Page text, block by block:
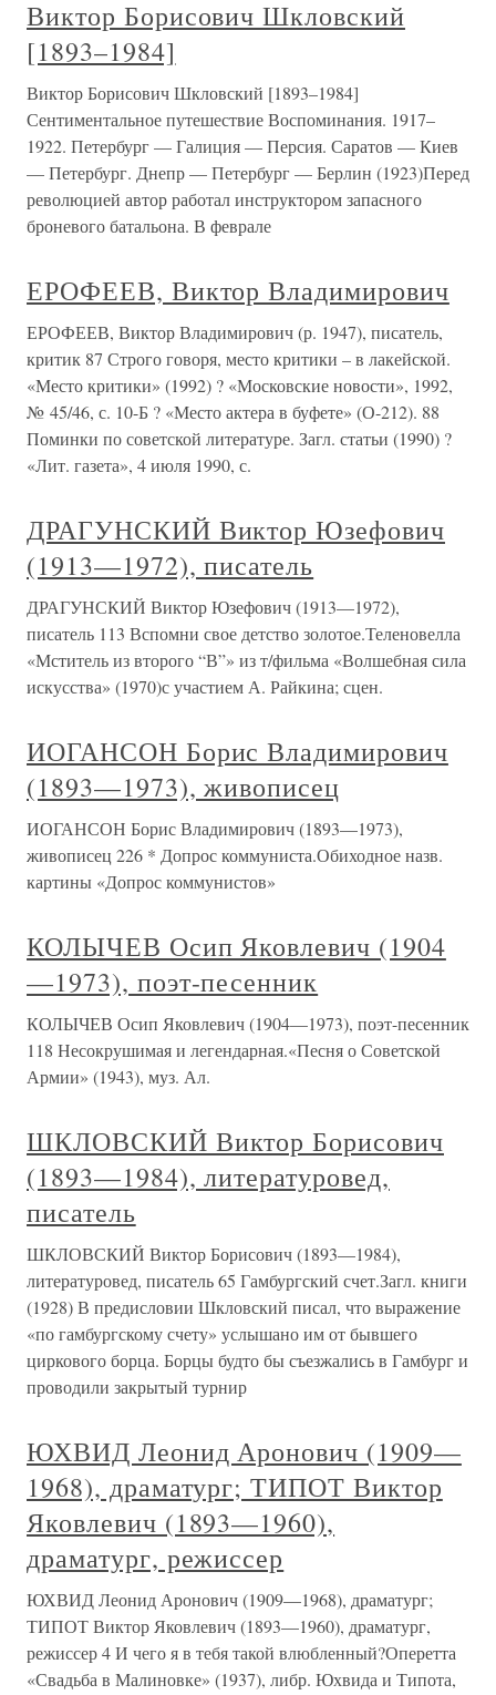
Виктор Борисович Шкловский
[1893–1984]
Виктор Борисович Шкловский [1893–1984]
Сентиментальное путешествие Воспоминания. 1917–
1922. Петербург — Галиция — Персия. Саратов — Киев
— Петербург. Днепр — Петербург — Берлин (1923)Перед
революцией автор работал инструктором запасного
броневого батальона. В феврале
ЕРОФЕЕВ, Виктор Владимирович
ЕРОФЕЕВ, Виктор Владимирович (р. 1947), писатель,
критик 87 Строго говоря, место критики – в лакейской.
«Место критики» (1992) ? «Московские новости», 1992,
№ 45/46, с. 10-Б ? «Место актера в буфете» (О-212). 88
Поминки по советской литературе. Загл. статьи (1990) ?
«Лит. газета», 4 июля 1990, с.
ДРАГУНСКИЙ Виктор Юзефович
(1913—1972), писатель
ДРАГУНСКИЙ Виктор Юзефович (1913—1972),
писатель 113 Вспомни свое детство золотое.Теленовелла
«Мститель из второго “В”» из т/фильма «Волшебная сила
искусства» (1970)с участием А. Райкина; сцен.
ИОГАНСОН Борис Владимирович
(1893—1973), живописец
ИОГАНСОН Борис Владимирович (1893—1973),
живописец 226 * Допрос коммуниста.Обиходное назв.
картины «Допрос коммунистов»
КОЛЫЧЕВ Осип Яковлевич (1904
—1973), поэт-песенник
КОЛЫЧЕВ Осип Яковлевич (1904—1973), поэт-песенник
118 Несокрушимая и легендарная.«Песня о Советской
Армии» (1943), муз. Ал.
ШКЛОВСКИЙ Виктор Борисович
(1893—1984), литературовед,
писатель
ШКЛОВСКИЙ Виктор Борисович (1893—1984),
литературовед, писатель 65 Гамбургский счет.Загл. книги
(1928) В предисловии Шкловский писал, что выражение
«по гамбургскому счету» услышано им от бывшего
циркового борца. Борцы будто бы съезжались в Гамбург и
проводили закрытый турнир
ЮХВИД Леонид Аронович (1909—
1968), драматург; ТИПОТ Виктор
Яковлевич (1893—1960),
драматург, режиссер
ЮХВИД Леонид Аронович (1909—1968), драматург;
ТИПОТ Виктор Яковлевич (1893—1960), драматург,
режиссер 4 И чего я в тебя такой влюбленный?Оперетта
«Свадьба в Малиновке» (1937), либр. Юхвида и Типота,